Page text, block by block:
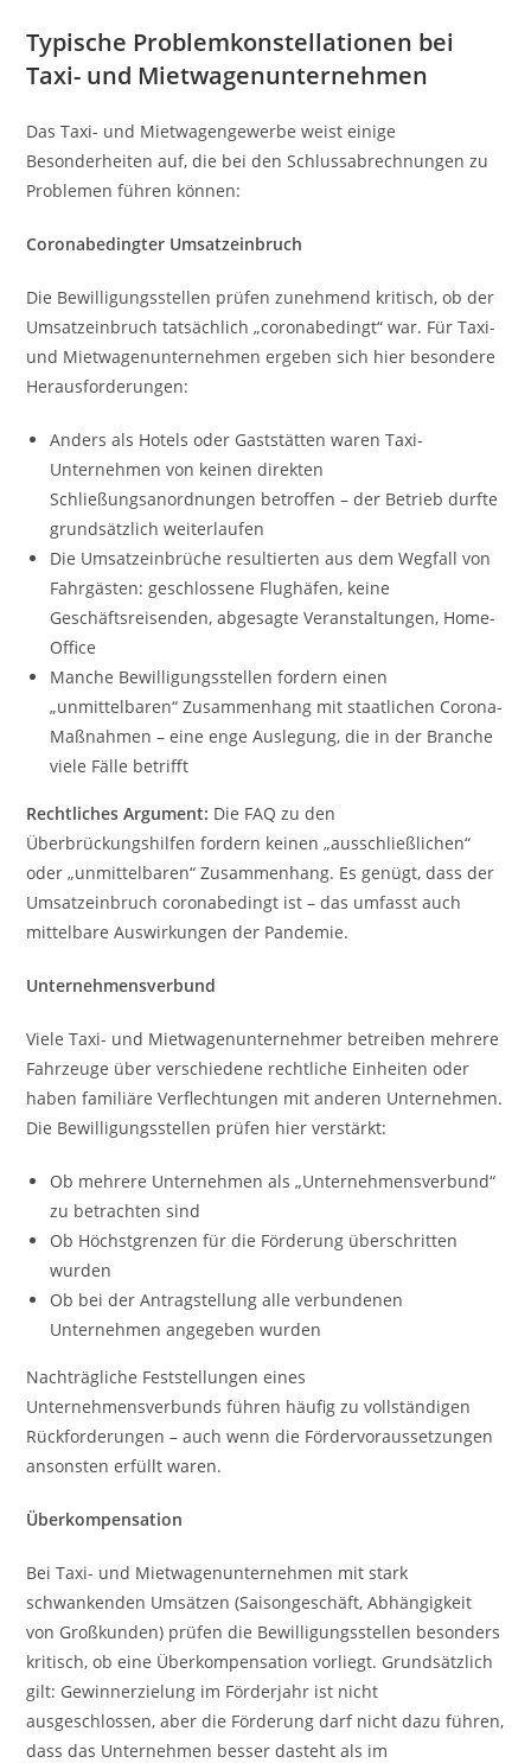
Typische Problemkonstellationen bei
Taxi- und Mietwagenunternehmen
Das Taxi- und Mietwagengewerbe weist einige
Besonderheiten auf, die bei den Schlussabrechnungen zu
Problemen führen können:
Coronabedingter Umsatzeinbruch
Die Bewilligungsstellen prüfen zunehmend kritisch, ob der
Umsatzeinbruch tatsächlich „coronabedingt“ war. Für Taxi-
und Mietwagenunternehmen ergeben sich hier besondere
Herausforderungen:
Anders als Hotels oder Gaststätten waren Taxi-
Unternehmen von keinen direkten
Schließungsanordnungen betroffen – der Betrieb durfte
grundsätzlich weiterlaufen
Die Umsatzeinbrüche resultierten aus dem Wegfall von
Fahrgästen: geschlossene Flughäfen, keine
Geschäftsreisenden, abgesagte Veranstaltungen, Home-
Office
Manche Bewilligungsstellen fordern einen
„unmittelbaren“ Zusammenhang mit staatlichen Corona-
Maßnahmen – eine enge Auslegung, die in der Branche
viele Fälle betrifft
Rechtliches Argument: Die FAQ zu den
Überbrückungshilfen fordern keinen „ausschließlichen“
oder „unmittelbaren“ Zusammenhang. Es genügt, dass der
Umsatzeinbruch coronabedingt ist – das umfasst auch
mittelbare Auswirkungen der Pandemie.
Unternehmensverbund
Viele Taxi- und Mietwagenunternehmer betreiben mehrere
Fahrzeuge über verschiedene rechtliche Einheiten oder
haben familiäre Verflechtungen mit anderen Unternehmen.
Die Bewilligungsstellen prüfen hier verstärkt:
Ob mehrere Unternehmen als „Unternehmensverbund“
zu betrachten sind
Ob Höchstgrenzen für die Förderung überschritten
wurden
Ob bei der Antragstellung alle verbundenen
Unternehmen angegeben wurden
Nachträgliche Feststellungen eines
Unternehmensverbunds führen häufig zu vollständigen
Rückforderungen – auch wenn die Fördervoraussetzungen
ansonsten erfüllt waren.
Überkompensation
Bei Taxi- und Mietwagenunternehmen mit stark
schwankenden Umsätzen (Saisongeschäft, Abhängigkeit
von Großkunden) prüfen die Bewilligungsstellen besonders
kritisch, ob eine Überkompensation vorliegt. Grundsätzlich
gilt: Gewinnerzielung im Förderjahr ist nicht
ausgeschlossen, aber die Förderung darf nicht dazu führen,
dass das Unternehmen besser dasteht als im